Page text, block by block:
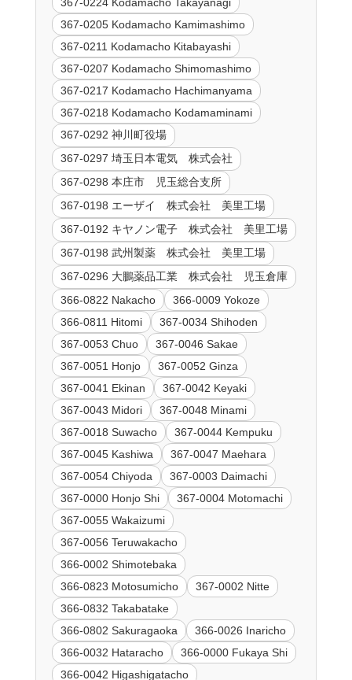
367-0224 Kodamacho Takayanagi
367-0205 Kodamacho Kamimashimo
367-0211 Kodamacho Kitabayashi
367-0207 Kodamacho Shimomashimo
367-0217 Kodamacho Hachimanyama
367-0218 Kodamacho Kodamaminami
367-0292 神川町役場
367-0297 埼玉日本電気 株式会社
367-0298 本庄市 児玉総合支所
367-0198 エーザイ 株式会社 美里工場
367-0192 キヤノン電子 株式会社 美里工場
367-0198 武州製薬 株式会社 美里工場
367-0296 大鵬薬品工業 株式会社 児玉倉庫
366-0822 Nakacho
366-0009 Yokoze
366-0811 Hitomi
367-0034 Shihoden
367-0053 Chuo
367-0046 Sakae
367-0051 Honjo
367-0052 Ginza
367-0041 Ekinan
367-0042 Keyaki
367-0043 Midori
367-0048 Minami
367-0018 Suwacho
367-0044 Kempuku
367-0045 Kashiwa
367-0047 Maehara
367-0054 Chiyoda
367-0003 Daimachi
367-0000 Honjo Shi
367-0004 Motomachi
367-0055 Wakaizumi
367-0056 Teruwakacho
366-0002 Shimotebaka
366-0823 Motosumicho
367-0002 Nitte
366-0832 Takabatake
366-0802 Sakuragaoka
366-0026 Inaricho
366-0032 Hataracho
366-0000 Fukaya Shi
366-0042 Higashigatacho